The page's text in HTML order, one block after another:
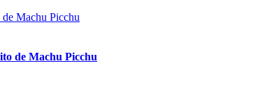
de Machu Picchu